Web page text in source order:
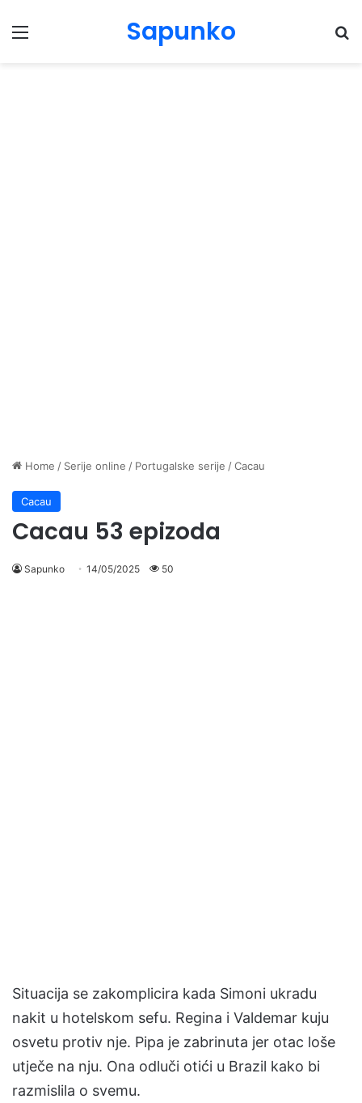
Menu Sapunko
Home / Serije online / Portugalske serije /Cacau
Cacau
Cacau 53 epizoda
Sapunko 14/05/2025 50
Situacija se zakomplicira kada Simoni ukradu
nakit u hotelskom sefu. Regina i Valdemar kuju
osvetu protiv nje. Pipa je zabrinuta jer otac loše
utječe na nju. Ona odluči otići u Brazil kako bi
razmislila o svemu.